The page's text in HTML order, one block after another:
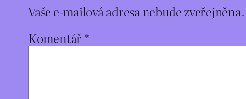
Vaše e-mailová adresa nebude zveřejněna.
Komentář *